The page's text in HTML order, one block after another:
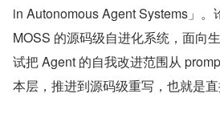
in Autonomous Agent Systems」。
MOSS 的源码级自进化系统，面向
试把 Agent 的自我改进范围从
本层，推进到源码级重写，也就是直